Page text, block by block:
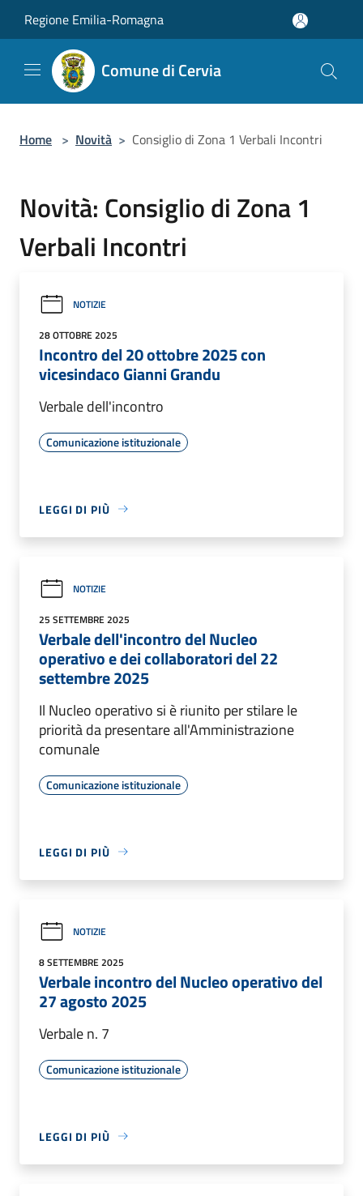
Regione Emilia-Romagna
Comune di Cervia
Home > Novità > Consiglio di Zona 1 Verbali Incontri
Novità: Consiglio di Zona 1
Verbali Incontri
NOTIZIE
28 OTTOBRE 2025
Incontro del 20 ottobre 2025 con
vicesindaco Gianni Grandu
Verbale dell'incontro
Comunicazione istituzionale
LEGGI DI PIÙ
NOTIZIE
25 SETTEMBRE 2025
Verbale dell'incontro del Nucleo
operativo e dei collaboratori del 22
settembre 2025
Il Nucleo operativo si è riunito per stilare le
priorità da presentare all'Amministrazione
comunale
Comunicazione istituzionale
LEGGI DI PIÙ
NOTIZIE
8 SETTEMBRE 2025
Verbale incontro del Nucleo operativo del
27 agosto 2025
Verbale n. 7
Comunicazione istituzionale
LEGGI DI PIÙ